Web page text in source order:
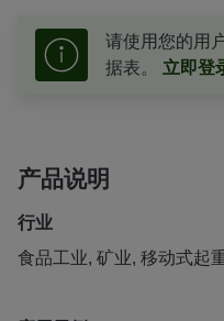
请使用您的用
据表。 立即登
产品说明
行业
食品工业, 矿业, 移动式起